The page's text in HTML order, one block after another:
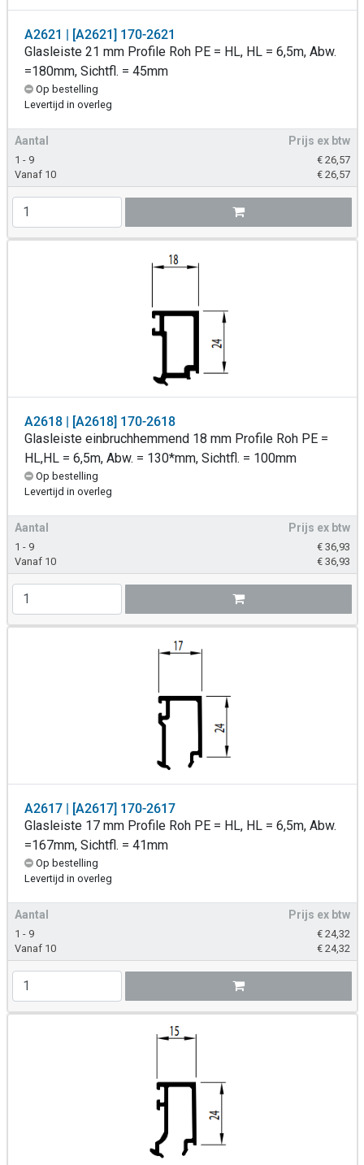
A2621 | [A2621] 170-2621
Glasleiste 21 mm Profile Roh PE = HL, HL = 6,5m, Abw.
=180mm, Sichtfl. = 45mm
Op bestelling
Levertijd in overleg
Aantal Prijs ex btw
1 - 9 € 26,57
Vanaf 10
€ 26,57
A2618 | [A2618] 170-2618
Glasleiste einbruchhemmend 18 mm Profile Roh PE =
HL,HL = 6,5m, Abw. = 130*mm, Sichtfl. = 100mm
Op bestelling
Levertijd in overleg
Aantal Prijs ex btw
1 - 9 € 36,93
Vanaf 10
€ 36,93
A2617 | [A2617] 170-2617
Glasleiste 17 mm Profile Roh PE = HL, HL = 6,5m, Abw.
=167mm, Sichtfl. = 41mm
Op bestelling
Levertijd in overleg
Aantal Prijs ex btw
1 - 9 € 24,32
Vanaf 10
€ 24,32